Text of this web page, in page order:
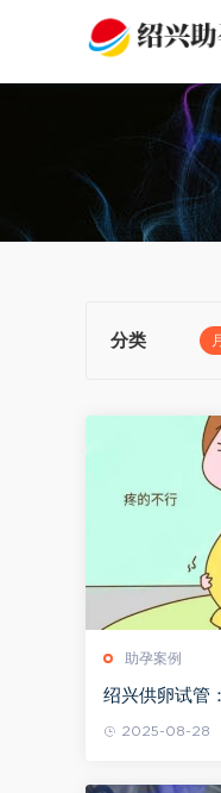
分类
助孕案例
绍兴供卵试管
2025-08-28